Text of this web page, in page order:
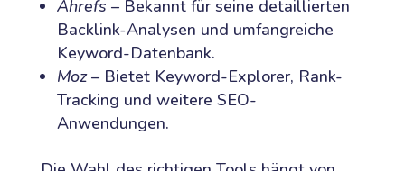
Ahrefs – Bekannt für seine detaillierten
Backlink-Analysen und umfangreiche
Keyword-Datenbank.
Moz– Bietet Keyword-Explorer, Rank-
Tracking und weitere SEO-
Anwendungen.